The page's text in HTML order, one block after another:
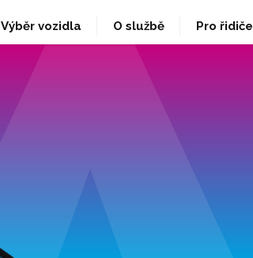
Výběr vozidla O službě Pro řidiče